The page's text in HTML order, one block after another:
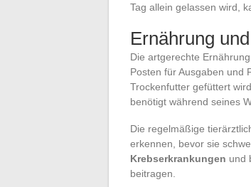
Tag allein gelassen wird,
Ernährung
Die artgerechte
Posten für Ausgaben und
Trockenfutter gefüttert
benötigt während seines
Die regelmäßige
erkennen, bevor sie
Krebserkrankungen und
beitragen.